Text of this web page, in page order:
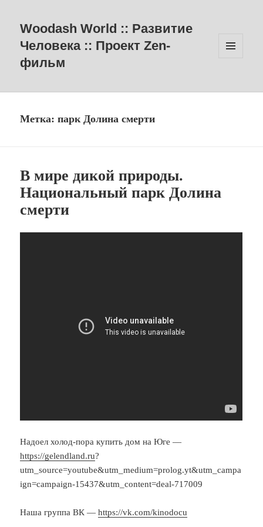
Woodash World :: Развитие
Человека :: Проект Zen-
фильм
Метка:парк Долина смерти
В мире дикой природы.
Национальный парк Долина
смерти
Надоел холод-пора купить дом на Юге —
https://gelendland.ru?
utm_source=youtube&utm_medium=prolog.yt&utm_campa
ign=campaign-15437&utm_content=deal-717009
Наша группа ВК —https://vk.com/kinodocu